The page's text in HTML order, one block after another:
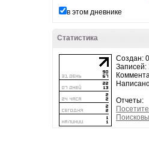
в этом дневнике
Статистика
Создан:
Записей:
Отчеты: